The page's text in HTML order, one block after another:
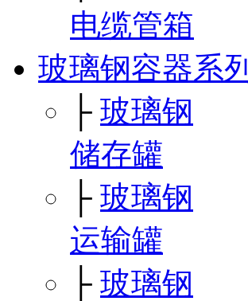
电缆管箱
玻璃钢容器系列
├ 玻璃钢
储存罐
├ 玻璃钢
运输罐
├ 玻璃钢